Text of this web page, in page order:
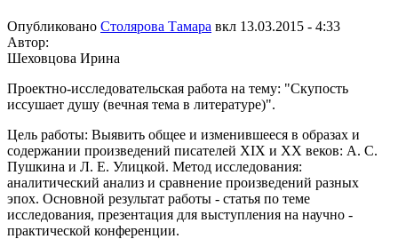
Опубликовано Столярова Тамара вкл 13.03.2015 - 4:33
Автор:
Шеховцова Ирина
Проектно-исследовательская работа на тему: "Скупость
иссушает душу (вечная тема в литературе)".
Цель работы: Выявить общее и изменившееся в образах и
содержании произведений писателей XIX и XX веков: А. С.
Пушкина и Л. Е. Улицкой. Метод исследования:
аналитический анализ и сравнение произведений разных
эпох. Основной результат работы - статья по теме
исследования, презентация для выступления на научно -
практической конференции.